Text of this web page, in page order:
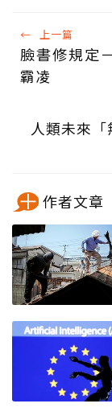
← 上一篇
臉書修規定
霸凌
人類未來
作者文章